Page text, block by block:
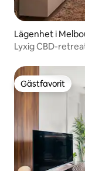
Lägenhet i
Lyxig CBD-
Gästfavorit
Gästfavorit